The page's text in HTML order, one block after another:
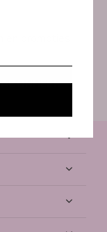
ABONNEER